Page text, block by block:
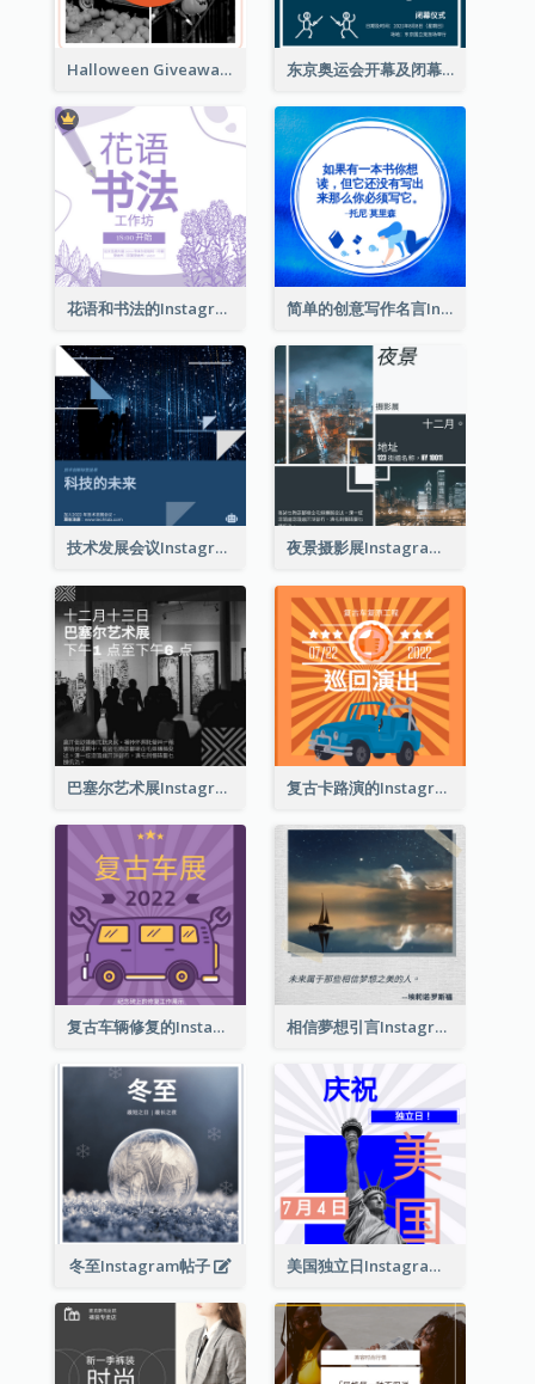
Halloween Giveaway Instagram Post 东京奥运会开幕及闭幕式Instagram帖子
花语和书法的Instagram帖子 简单的创意写作名言Instagram帖子
技术发展会议Instagram帖子 夜景摄影展Instagram贴子
巴塞尔艺术展Instagram帖子 复古卡路演的Instagram帖子
复古车辆修复的Instagram帖子 相信夢想引言Instagram帖子
冬至Instagram帖子 美国独立日Instagram帖子